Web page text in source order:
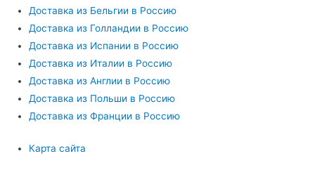
Доставка из Бельгии в Россию
Доставка из Голландии в Россию
Доставка из Испании в Россию
Доставка из Италии в Россию
Доставка из Англии в Россию
Доставка из Польши в Россию
Доставка из Франции в Россию
Карта сайта